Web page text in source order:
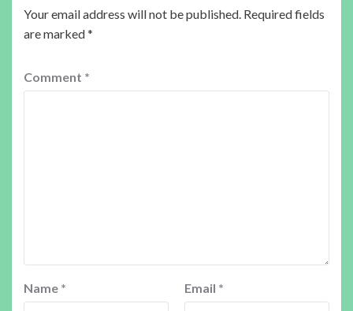
Your email address will not be published. Required fields
are marked*
Comment *
Name * Email *